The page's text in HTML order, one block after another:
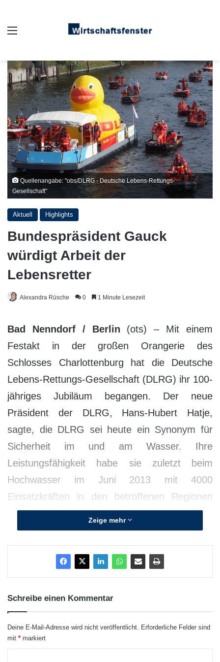
Quellenangabe: "obs/DLRG - Deutsche Lebens-Rettungs-
Gesellschaft"
Aktuell Highlights
Bundespräsident Gauck
würdigt Arbeit der
Lebensretter
Alexandra Rüsche 0 1 Minute Lesezeit
Bad Nenndorf / Berlin (ots) – Mit einem
Festakt in der großen Orangerie des
Schlosses Charlottenburg hat die Deutsche
Lebens-Rettungs-Gesellschaft (DLRG) ihr 100-
jähriges Jubiläum begangen. Der neue
Präsident der DLRG, Hans-Hubert Hatje,
sagte, die DLRG sei heute ein Synonym für
Sicherheit im und am Wasser. Ihre
Leistungsfähigkeit habe sie zuletzt beim
Hochwasser im Juni 2013 mit 4000
Einsatzkräften in den betroffenen Regionen
gezeigt und Menschen in großer Not und
Lebensgefahr geholfen. „Trotz ihres Alters ist
die DLRG eine junge Organisation, die von
einem positiven Miteinander von jungen und
älteren Mitgliedern lebt, die mit Leidenschaft
bei der Sache sind“, sagte Hatje.
Zeige mehr
Schreibe einen Kommentar
Deine E-Mail-Adresse wird nicht veröffentlicht. Erforderliche Felder sind
mit * markiert